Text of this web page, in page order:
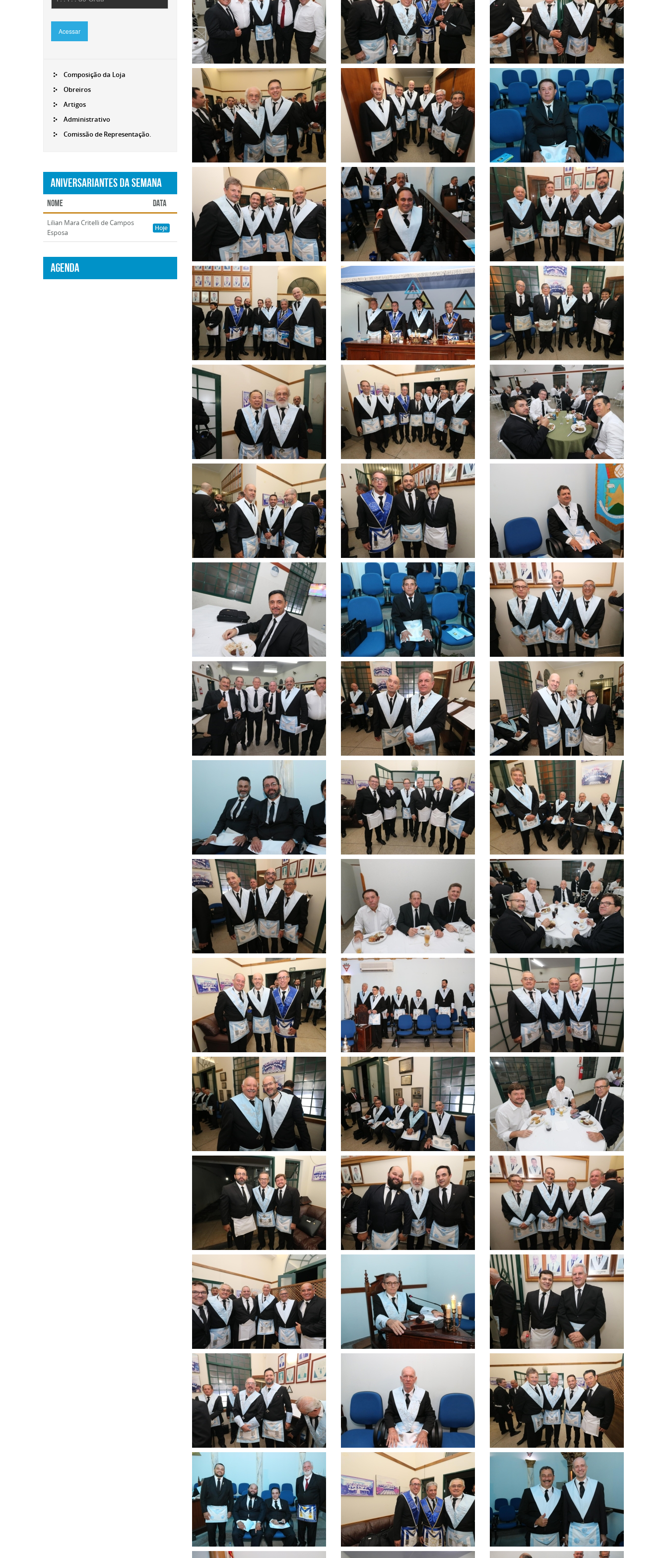
Acessar
Composição da Loja
Obreiros
Artigos
Administrativo
Comissão de Representação.
Aniversariantes da Semana
Nome Data
Lilian Mara Critelli de Campos
Esposa
Hoje
Agenda
ampliar
ampliar
ampliar
Clique
para
ampliar
Clique
para
ampliar
Clique
para
ampliar
ampliar
Clique
para
ampliar
Clique
para
ampliar
Clique
para
ampliar
Clique
para
ampliar
Clique
para
ampliar
Clique
para
ampliar
para
ampliar
Clique
para
ampliar
para
ampliar
Clique
para
ampliar
Clique
para
ampliar
Clique
para
ampliar
Clique
para
ampliar
Clique
para
ampliar
Clique
para
ampliar
Clique
para
ampliar
para
ampliar
Clique
para
ampliar
Clique
para
ampliar
Clique
para
ampliar
Clique
para
ampliar
para
ampliar
Clique
para
ampliar
Clique
para
ampliar
Clique
para
ampliar
Clique
para
ampliar
Clique
para
ampliar
Clique
ampliar
Clique
para
ampliar
Clique
para
ampliar
Clique
para
ampliar
para
ampliar
Clique
para
ampliar
Clique
para
ampliar
Clique
para
ampliar
Clique
para
ampliar
para
ampliar
Clique
ampliar